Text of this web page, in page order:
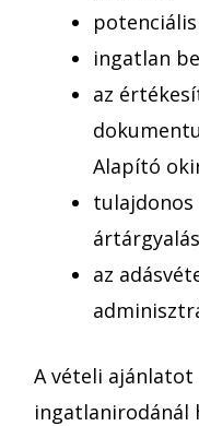
ingatlan
az
Alapító
tulajdonos
az
A vételi ajánlatot
ingatlanirodánál